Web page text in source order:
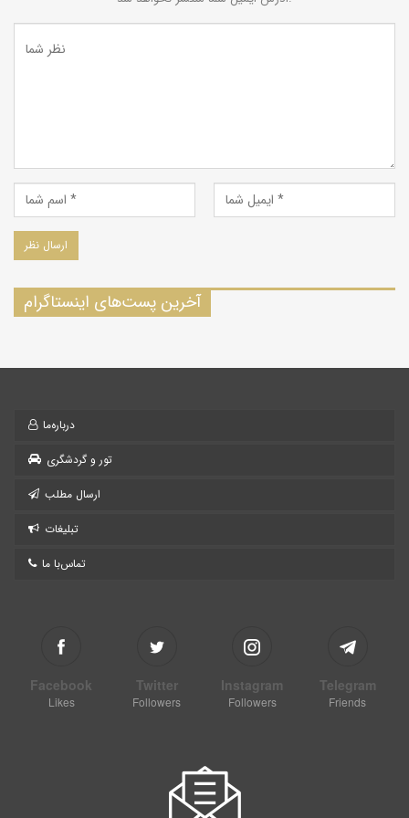
آخرین پست‌های اینستاگرام
درباره‌ما
تور و گردشگری
ارسال مطلب
تبلیغات
تماس‌با ما
Facebook
Likes
Twitter
Followers
Instagram
Followers
Telegram
Friends